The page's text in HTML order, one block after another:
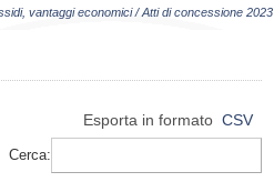
vantaggi economici/ Atti di concessione 2023
Esporta in formato CSV
Cerca: